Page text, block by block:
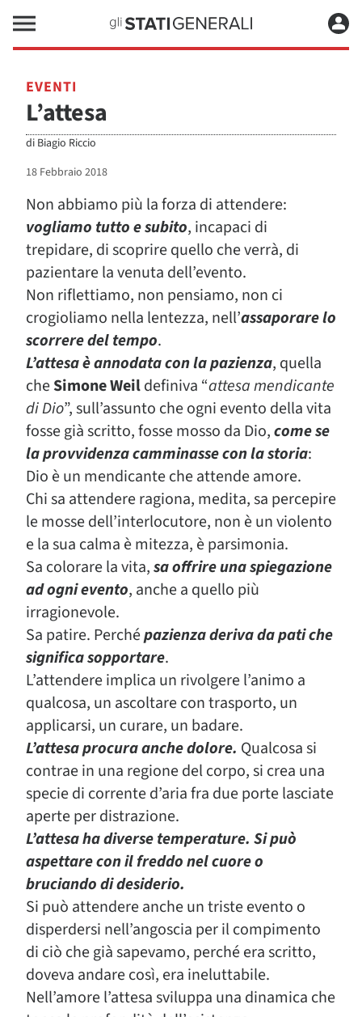
EVENTI
L’attesa
di Biagio Riccio
18 Febbraio 2018
Non abbiamo più la forza di attendere:
vogliamo tutto e subito, incapaci di
trepidare, di scoprire quello che verrà, di
pazientare la venuta dell’evento.
Non riflettiamo, non pensiamo, non ci
crogioliamo nella lentezza, nell’assaporare lo
scorrere del tempo.
L’attesa è annodata con la pazienza, quella
cheSimone Weildefiniva “attesa mendicante
di Dio”, sull’assunto che ogni evento della vita
fosse già scritto, fosse mosso da Dio,come se
la provvidenza camminasse con la storia:
Dio è un mendicante che attende amore.
Chi sa attendere ragiona, medita, sa percepire
le mosse dell’interlocutore, non è un violento
e la sua calma è mitezza, è parsimonia.
Sa colorare la vita,sa offrire una spiegazione
ad ogni evento, anche a quello più
irragionevole.
Sa patire. Perchépazienza deriva da pati che
significa sopportare.
L’attendere implica un rivolgere l’animo a
qualcosa, un ascoltare con trasporto, un
applicarsi, un curare, un badare.
L’attesa procura anche dolore. Qualcosa si
contrae in una regione del corpo, si crea una
specie di corrente d’aria fra due porte lasciate
aperte per distrazione.
L’attesa ha diverse temperature. Si può
aspettare con il freddo nel cuore o
bruciando di desiderio.
Si può attendere anche un triste evento o
disperdersi nell’angoscia per il compimento
di ciò che già sapevamo, perché era scritto,
doveva andare così, era ineluttabile.
Nell’amore l’attesa sviluppa una dinamica che